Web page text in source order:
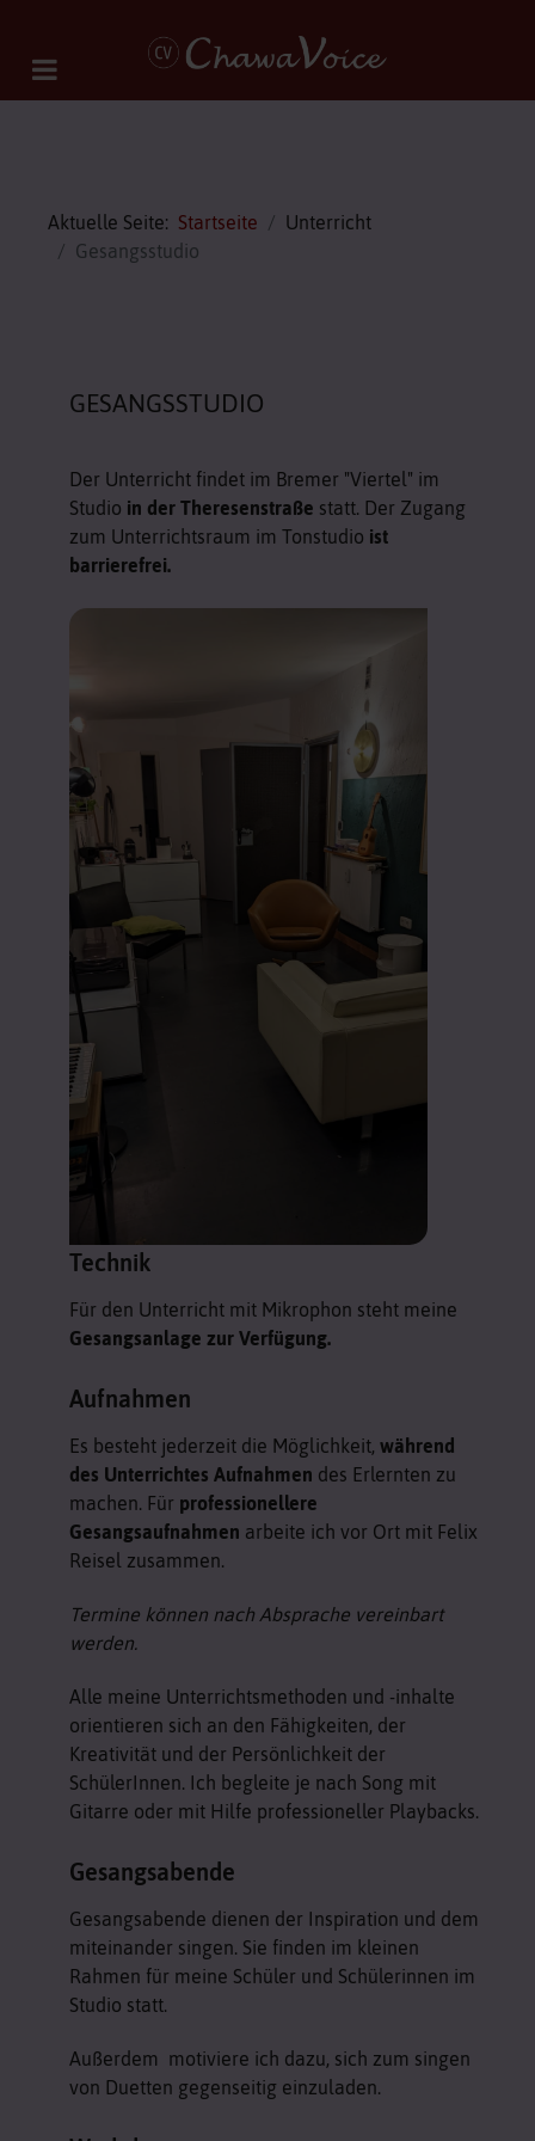
Aktuelle Seite: Startseite
Unterricht
Gesangsstudio
GESANGSSTUDIO
Der Unterricht findet im Bremer "Viertel" im
Studio in der Theresenstraße statt. Der Zugang
zum Unterrichtsraum im Tonstudio ist
barrierefrei.
Technik
Für den Unterricht mit Mikrophon steht meine
Gesangsanlage zur Verfügung.
Aufnahmen
Es besteht jederzeit die Möglichkeit, während
des Unterrichtes Aufnahmen des Erlernten zu
machen. Für professionellere
Gesangsaufnahmen arbeite ich vor Ort mit Felix
Reisel zusammen.
Termine können nach Absprache vereinbart
werden.
Alle meine Unterrichtsmethoden und -inhalte
orientieren sich an den Fähigkeiten, der
Kreativität und der Persönlichkeit der
SchülerInnen. Ich begleite je nach Song mit
Gitarre oder mit Hilfe professioneller Playbacks.
Gesangsabende
Gesangsabende dienen der Inspiration und dem
miteinander singen. Sie finden im kleinen
Rahmen für meine Schüler und Schülerinnen im
Studio statt.
Außerdem motiviere ich dazu, sich zum singen
von Duetten gegenseitig einzuladen.